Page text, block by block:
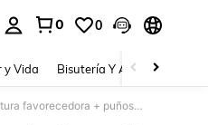
0 0
y Vida Bisutería Y Accesorios
FWH Conjunto de 2 piezas de ropa deportiva para mujer: pantalones con cintura favorecedora + puños con orificio para el pulgar + cremallera frontal fruncida, conjunto deportivo de 2 piezas